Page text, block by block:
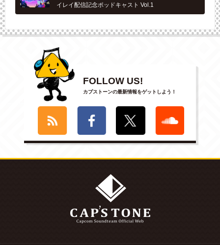
イレイ配信記念ポッドキャスト Vol.1
FOLLOW US!
カプストーンの最新情報をゲットしよう！